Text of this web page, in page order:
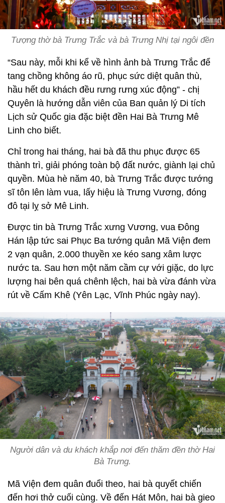
Tượng thờ bà Trưng Trắc và bà Trưng Nhị tại ngôi đền
“Sau này, mỗi khi kể về hình ảnh bà Trưng Trắc để
tang chồng không áo rũ, phục sức diệt quân thù,
hầu hết du khách đều rưng rưng xúc động” - chị
Quyên là hướng dẫn viên của Ban quản lý Di tích
Lịch sử Quốc gia đặc biệt đền Hai Bà Trưng Mê
Linh cho biết.
Chỉ trong hai tháng, hai bà đã thu phục được 65
thành trì, giải phóng toàn bộ đất nước, giành lại chủ
quyền. Mùa hè năm 40, bà Trưng Trắc được tướng
sĩ tôn lên làm vua, lấy hiệu là Trưng Vương, đóng
đô tại lỵ sở Mê Linh.
Được tin bà Trưng Trắc xưng Vương, vua Đông
Hán lập tức sai Phục Ba tướng quân Mã Viện đem
2 vạn quân, 2.000 thuyền xe kéo sang xâm lược
nước ta. Sau hơn một năm cầm cự với giặc, do lực
lượng hai bên quá chênh lệch, hai bà vừa đánh vừa
rút về Cấm Khê (Yên Lạc, Vĩnh Phúc ngày nay).
Người dân và du khách khắp nơi đến thăm đền thờ Hai
Bà Trưng.
Mã Viện đem quân đuổi theo, hai bà quyết chiến
đến hơi thở cuối cùng. Về đến Hát Môn, hai bà gieo